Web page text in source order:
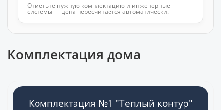
Отметьте нужную комплектацию и инженерные
системы — цена пересчитается автоматически.
Комплектация дома
Комплектация №1 "Теплый контур"